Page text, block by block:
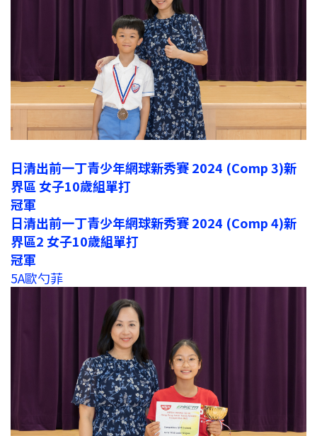
日清出前一丁青少年網球新秀賽 2024 (Comp 3)新
界區 女子10歲組單打
冠軍
日清出前一丁青少年網球新秀賽 2024 (Comp 4)新
界區2 女子10歲組單打
冠軍
5A歐勺菲